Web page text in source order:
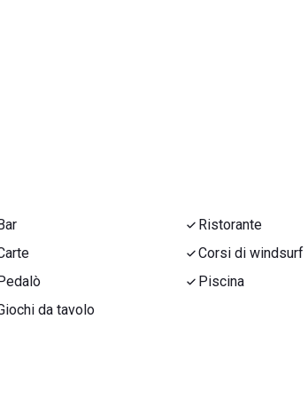
Ristorante
Corsi di windsurf
Piscina
da tavolo